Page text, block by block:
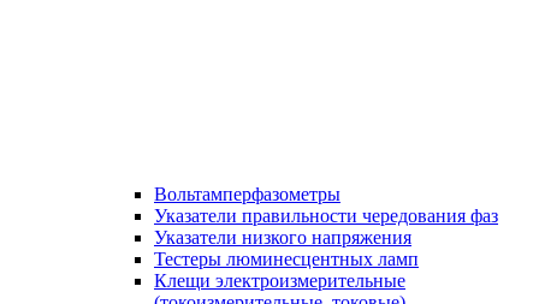
Вольтамперфазометры
Указатели правильности чередования фаз
Указатели низкого напряжения
Тестеры люминесцентных ламп
Клещи электроизмерительные